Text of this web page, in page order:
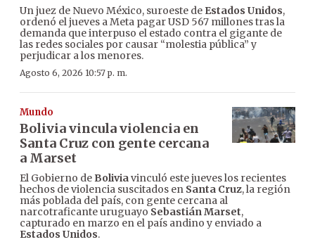
Un juez de Nuevo México, suroeste de Estados Unidos,
ordenó el jueves a Meta pagar USD 567 millones tras la
demanda que interpuso el estado contra el gigante de
las redes sociales por causar “molestia pública” y
perjudicar a los menores.
Agosto 6, 2026 10:57 p. m.
Mundo
Bolivia vincula violencia en
Santa Cruz con gente cercana
a Marset
El Gobierno de Boliviavinculó este jueves los recientes
hechos de violencia suscitados en Santa Cruz, la región
más poblada del país, con gente cercana al
narcotraficante uruguayo Sebastián Marset,
capturado en marzo en el país andino y enviado a
Estados Unidos.